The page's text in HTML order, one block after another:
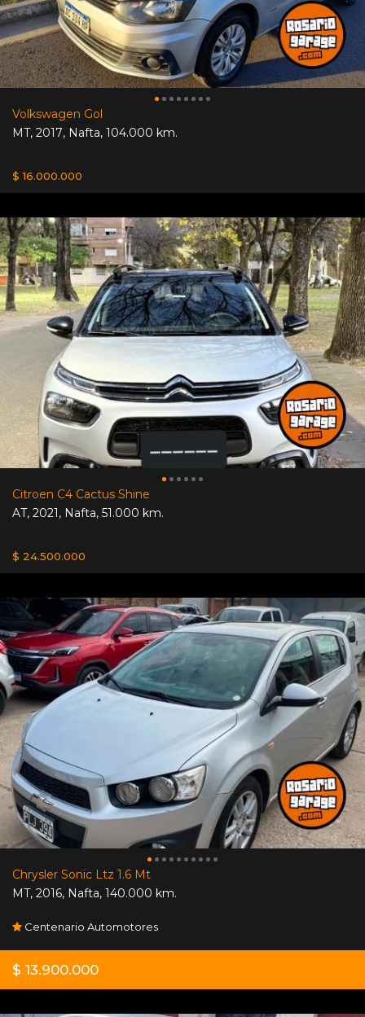
Volkswagen Gol
MT, 2017, Nafta, 104.000 km.
$ 16.000.000
Citroen C4 Cactus Shine
AT, 2021, Nafta, 51.000 km.
$ 24.500.000
Chrysler Sonic Ltz 1.6 Mt
MT, 2016, Nafta, 140.000 km.
Centenario Automotores
$ 13.900.000